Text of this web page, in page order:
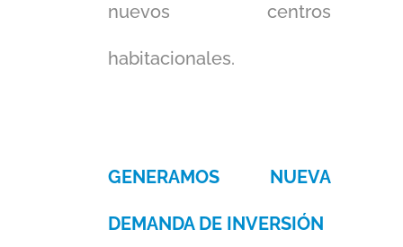
nuevos centros
habitacionales.
GENERAMOS NUEVA
DEMANDA DE INVERSIÓN